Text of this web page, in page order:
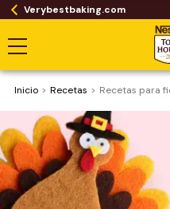
Verybestbaking.com
Inicio Recetas Recetas para